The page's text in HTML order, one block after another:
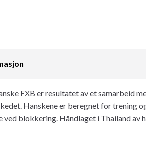
FXB er resultatet av et samarbeid
Hanskene er beregnet for trening
ved blokkering. Håndlaget i Thailand av